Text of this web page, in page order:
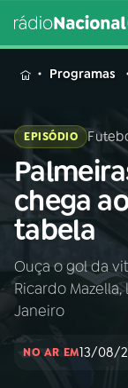
MENU
Buscar
na
Rádio
Nacional
Programas
EPISÓDIO
chega
tabela
Ouça o gol da
Ricardo
Janeiro
NO AR EM13/08/